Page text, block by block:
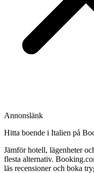
Annonslänk
Hitta boende i Italien på
Jämför hotell, lägenheter
flesta alternativ.
läs recensioner och boka